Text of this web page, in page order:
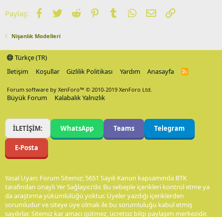
Paylaş: Facebook
TwitterReddit PinterestTumblrWhatsApp
E-postaLink
Nişanlık Modelleri
Türkçe (TR)
İletişim
Koşullar Gizlilik Politikası Yardım Anasayfa
R
Forum software by XenForo™ © 2010-2019 XenForo Ltd.
Büyük Forum Kalabalık Yalnızlık
İLETİŞİM: WhatsApp Teams Telegram
E-Posta
Yasal Uyarı: Forum Sitemiz; 5651 Sayılı Kanun kapsamında BTK
tarafından onaylı Yer Sağlayıcı'dır. Bu sebeple içerikleri kontrol etme ya
da araştırma yükümlülüğü yoktur. Üyeler yazdığı içeriklerden
sorumludur ve siteye üye olmak ile bu sorumluluğu kabul etmiş
sayılırlar. Sitemiz kar amacı gütmez, ücretsiz bilgi paylaşım merkezidir.